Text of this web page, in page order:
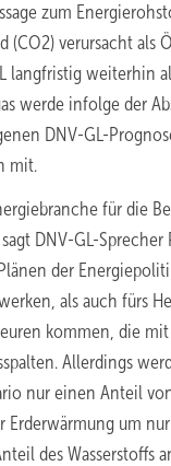
zum
verursacht als
langfristig weiterhin
werde infolge der
DNV-GL-
mit.
für die
DNV-GL-Sprecher
der
als auch fürs
kommen, die
Allerdings
nur einen Anteil
Erderwärmung um
des Wasserstoffs